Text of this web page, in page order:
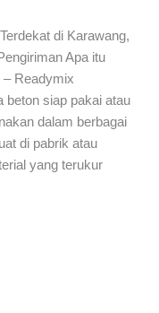
di Karawang,
Apa itu
Readymix
beton siap pakai atau
dalam berbagai
di pabrik atau
yang terukur